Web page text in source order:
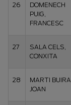
26
DOMENECH
PUIG,
FRANCESC
27
SALA CELS,
CONXITA
28
MARTI BUIRA,
JOAN